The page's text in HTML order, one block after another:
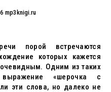
mp3knigi.ru
порой встречаются
которых кажется
Одним из таких
«шерочка с
эти слова, но далеко не